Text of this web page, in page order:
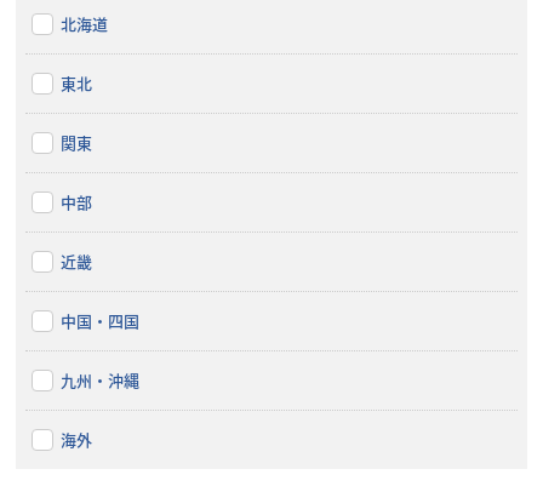
北海道
東北
関東
中部
近畿
中国・四国
九州・沖縄
海外